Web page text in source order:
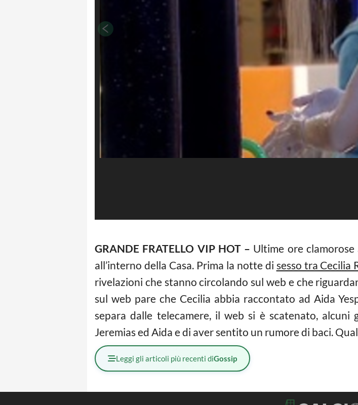
GRANDE FRATELLO VIP HOT – Ultime ore clamorose
all’interno della Casa. Prima la notte di sesso tra Cecilia
rivelazioni che stanno circolando sul web e che
sul web pare che Cecilia abbia raccontato ad Aida
separa dalle telecamere, il web si è scatenato,
Jeremias ed Aida e di aver sentito un rumore di baci.
Leggi gli articoli più recenti diGossip